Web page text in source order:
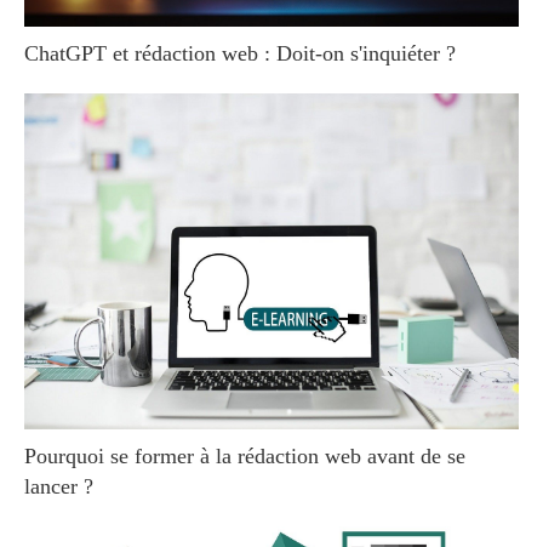
ChatGPT et rédaction web : Doit-on s'inquiéter ?
Pourquoi se former à la rédaction web avant de se
lancer ?